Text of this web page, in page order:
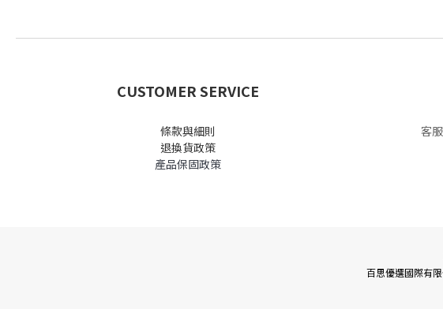
CUSTOMER SERVICE
條款與細則
退換貨政策
產品保固政策
客
百思優選國際有